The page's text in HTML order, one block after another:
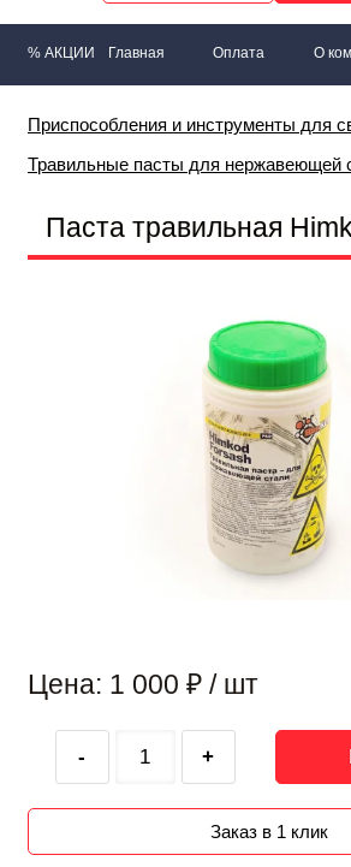
% АКЦИИ Главная Оплата О
Приспособления и инструменты для
Травильные пасты для нержавеющей
Паста травильная
Цена: 1 000 ₽ / шт
- +
Заказ в 1 клик